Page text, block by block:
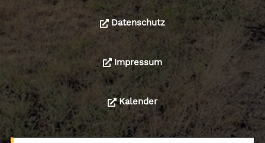
Datenschutz
Impressum
Kalender